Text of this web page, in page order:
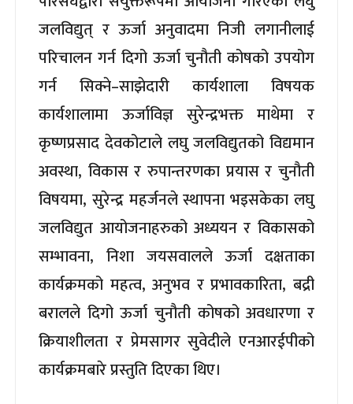
जलविद्युत् र ऊर्जा अनुवादमा निजी लगानीलाई
परिचालन गर्न दिगो ऊर्जा चुनौती कोषको उपयोग
गर्न सिक्ने–साझेदारी कार्यशाला विषयक
कार्यशालामा ऊर्जाविज्ञ सुरेन्द्रभक्त माथेमा र
कृष्णप्रसाद देवकोटाले लघु जलविद्युतको विद्यमान
अवस्था, विकास र रुपान्तरणका प्रयास र चुनौती
विषयमा, सुरेन्द्र महर्जनले स्थापना भइसकेका लघु
जलविद्युत आयोजनाहरुको अध्ययन र विकासको
सम्भावना, निशा जयसवालले ऊर्जा दक्षताका
कार्यक्रमको महत्व, अनुभव र प्रभावकारिता, बद्री
बरालले दिगो ऊर्जा चुनौती कोषको अवधारणा र
क्रियाशीलता र प्रेमसागर सुवेदीले एनआरईपीको
कार्यक्रमबारे प्रस्तुति दिएका थिए।